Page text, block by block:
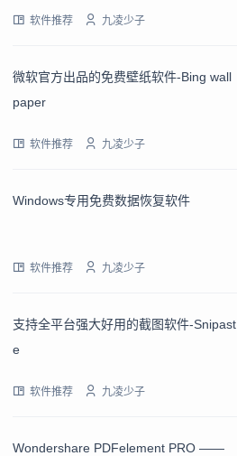
软件推荐 九凌少子
微软官方出品的免费壁纸软件-Bing wall
paper
软件推荐 九凌少子
Windows专用免费数据恢复软件
软件推荐 九凌少子
支持全平台强大好用的截图软件-Snipast
e
软件推荐 九凌少子
Wondershare PDFelement PRO ——